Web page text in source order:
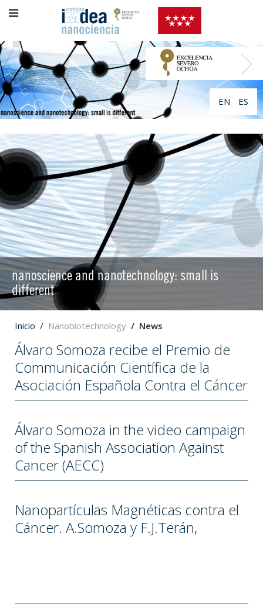
EN ES
nanoscience and nanotechnology: small is
different
Inicio Nanobiotechnology News
Álvaro Somoza recibe el Premio de
Communicación Científica de la
Asociación Española Contra el Cáncer
Álvaro Somoza in the video campaign
of the Spanish Association Against
Cancer (AECC)
Nanopartículas Magnéticas contra el
Cáncer. A.Somoza y F.J.Terán,